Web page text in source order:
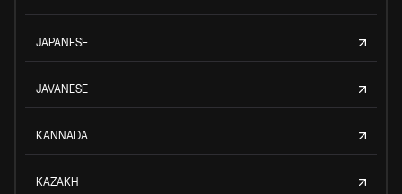
JAPANESE
JAVANESE
KANNADA
KAZAKH